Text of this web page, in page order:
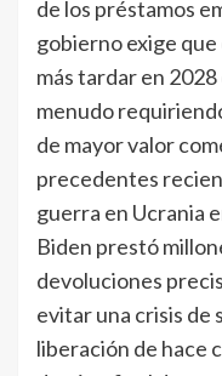
de los préstamos
gobierno exige que
más tardar en
menudo
de mayor valor
precedentes
guerra en Ucrania
Biden prestó
devoluciones
evitar una crisis de
liberación de hace